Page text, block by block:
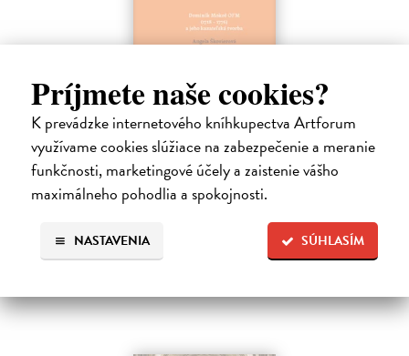
Príjmete naše cookies?
K prevádzke internetového kníhkupectva Artforum
využívame cookies slúžiace na zabezpečenie a meranie
funkčnosti, marketingové účely a zaistenie vášho
maximálneho pohodlia a spokojnosti.
SÚHLASÍM
NASTAVENIA
Dominik Mokoš OFM (1718-1776) a jeho
kazateľská tvorba
Škovierová Angela | Kniha
Ide o titul, ktorým naše vydavateľstvo pokračuje v mapovaní
františkánskeho príspevku k našej kultúre. Františkán Dominik
Mokoš patril medzi najplodnejších a najpozoruhodnejších slovenských
Zasielame do 14 dní